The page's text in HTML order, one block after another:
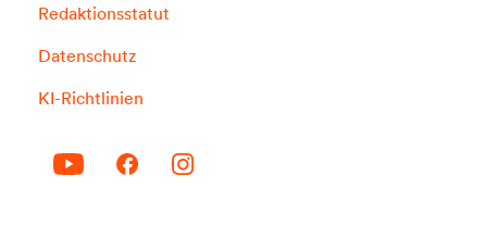
Redaktionsstatut
Datenschutz
KI-Richtlinien